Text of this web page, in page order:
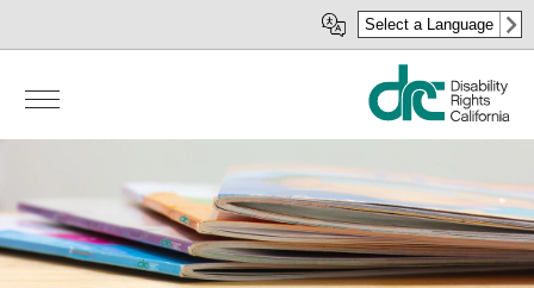
رفتن
به
محتوای
اصلی
Select a Language